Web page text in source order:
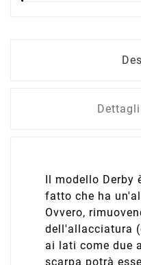
Il modello Derby
fatto che ha
Ovvero,
dell'allacciatura
ai lati come due
scarpa potrà